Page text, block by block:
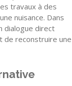
travaux à des
nuisance. Dans
dialogue direct
de reconstruire une